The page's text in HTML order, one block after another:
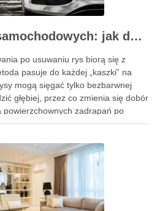
Usuwanie rys samochodowych: jak dobrać metodę do głębokości uszkodzeń i zabezpieczyć lakier po korekcie
po usuwaniu rys biorą się z
pasuje do każdej „kaszki” na
mogą sięgać tylko bezbarwnej
głębiej, przez co zmienia się dobór
powierzchownych zadrapań po
przy głębszych uszkodzeniach. Po